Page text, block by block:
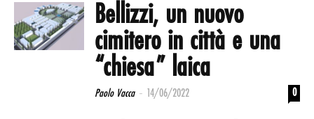
Bellizzi, un nuovo
cimitero in città e una
“chiesa” laica
Paolo Vacca - 14/06/2022 0